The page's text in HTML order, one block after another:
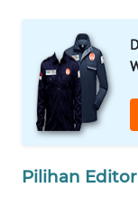
Pilihan Editor
ID
MARTABAT
NET
WATCH